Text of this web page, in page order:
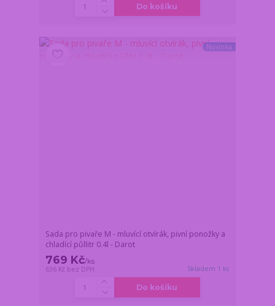
Do košíku
Novinka
Sada pro pivaře M - mluvící otvírák, pivní ponožky a
chladící půllitr 0.4l - Darot
769 Kč/ks
636 Kč bez DPH Skladem 1 ks
Do košíku